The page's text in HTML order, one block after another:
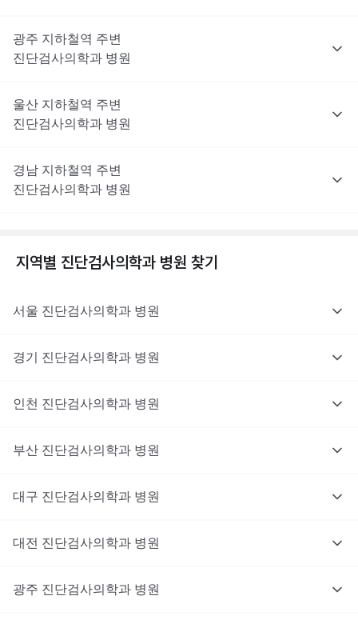
광주 지하철역 주변
진단검사의학과 병원
울산 지하철역 주변
진단검사의학과 병원
경남 지하철역 주변
진단검사의학과 병원
지역별 진단검사의학과 병원 찾기
서울 진단검사의학과 병원
경기 진단검사의학과 병원
인천 진단검사의학과 병원
부산 진단검사의학과 병원
대구 진단검사의학과 병원
대전 진단검사의학과 병원
광주 진단검사의학과 병원